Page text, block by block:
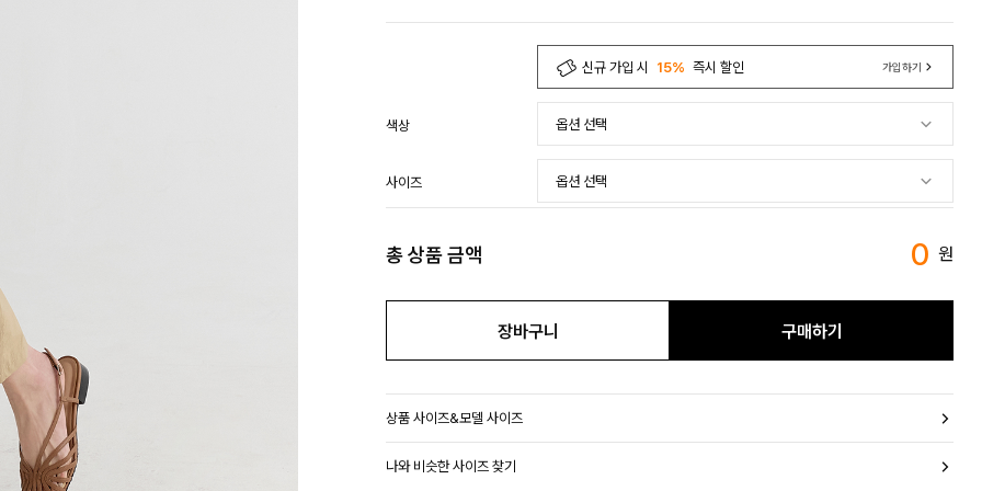
신규 가입 시 15% 즉시 할인 가입하기
색상
사이즈
총 상품 금액 0 원
장바구니 구매하기
상품 사이즈&모델 사이즈
나와 비슷한 사이즈 찾기